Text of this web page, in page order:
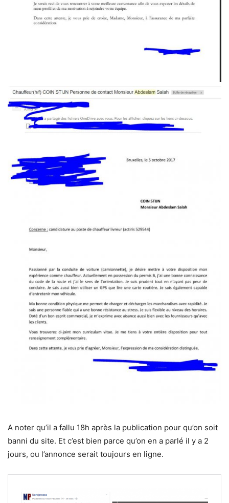
A noter qu’il a fallu 18h après la publication pour qu’on soit
banni du site. Et c’est bien parce qu’on en a parlé il y a 2
jours, ou l’annonce serait toujours en ligne.